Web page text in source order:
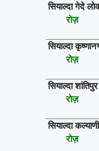
सियाल्दा गेदे
रोज़
सियाल्दा
रोज़
सियाल्दा
रोज़
सियाल्दा
रोज़